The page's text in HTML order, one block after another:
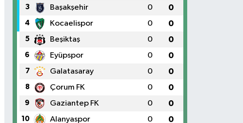
3 Başakşehir 0 0
4 Kocaelispor 0 0
5 Beşiktaş 0 0
6 Eyüpspor 0 0
7 Galatasaray 0 0
8 Çorum FK 0 0
9 Gaziantep FK 0 0
10 Alanyaspor 0 0